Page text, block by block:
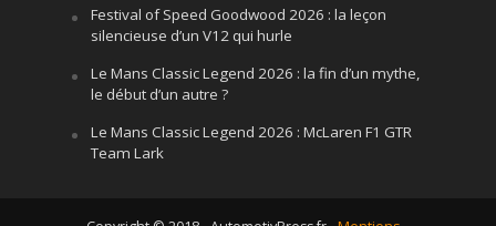
Festival of Speed Goodwood 2026 : la leçon
silencieuse d’un V12 qui hurle
Le Mans Classic Legend 2026 : la fin d’un mythe,
le début d’un autre ?
Le Mans Classic Legend 2026 : McLaren F1 GTR
Team Lark